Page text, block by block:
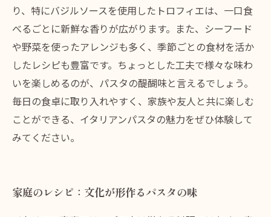
り、特にバジルソースを使用したトロフィエは、一口食
べるごとに新鮮な香りが広がります。また、シーフード
や野菜を使ったアレンジも多く、季節ごとの食材を活か
したレシピも豊富です。ちょっとした工夫で様々な味わ
いを楽しめるのが、パスタの醍醐味と言えるでしょう。
毎日の食卓に取り入れやすく、家族や友人と共に楽しむ
ことができる、イタリアンパスタの魅力をぜひ体験して
みてください。
家庭のレシピ：文化が形作るパスタの味